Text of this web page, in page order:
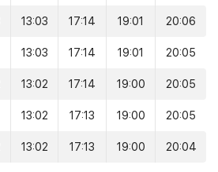
13:03 17:14 19:01 20:06
13:03 17:14 19:01 20:05
13:02 17:14 19:00 20:05
13:02 17:13 19:00 20:05
13:02 17:13 19:00 20:04